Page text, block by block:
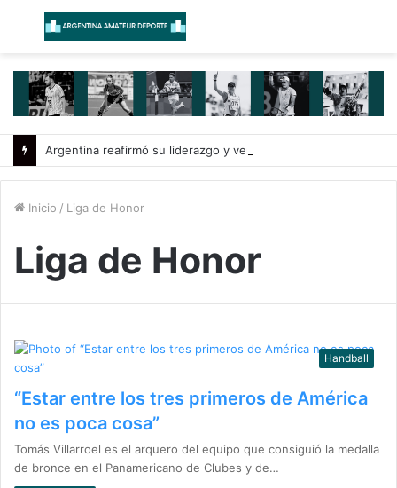
Menú
Inicio / Liga de Honor
Liga de Honor
Handball
“Estar entre los tres primeros de América
no es poca cosa”
Tomás Villarroel es el arquero del equipo que consiguió la medalla
de bronce en el Panamericano de Clubes y de…